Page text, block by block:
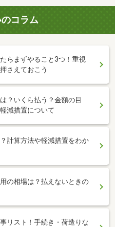
コラム
らまずやること3つ！重視
さえておこう
？いくら払う？金額の目
減措置について
計算方法や軽減措置をわか
の相場は？払えないときの
リスト！手続き・荷造りな